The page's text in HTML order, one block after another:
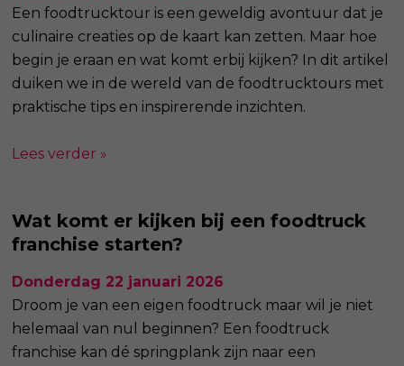
Een foodtrucktour is een geweldig avontuur dat je
culinaire creaties op de kaart kan zetten. Maar hoe
begin je eraan en wat komt erbij kijken? In dit artikel
duiken we in de wereld van de foodtrucktours met
praktische tips en inspirerende inzichten.
Lees verder »
Wat komt er kijken bij een foodtruck
franchise starten?
Donderdag 22 januari 2026
Droom je van een eigen foodtruck maar wil je niet
helemaal van nul beginnen? Een foodtruck
franchise kan dé springplank zijn naar een